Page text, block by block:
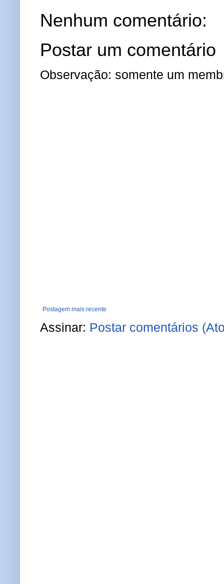
Nenhum comentário:
Postar um comentário
Observação: somente um
Postagem mais recente
Assinar: Postar comentários